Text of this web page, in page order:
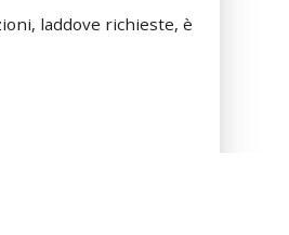
laddove richieste, è